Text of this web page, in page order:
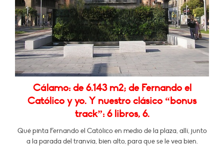
Cálamo: de 6.143 m2; de Fernando el
Católico y yo. Y nuestro clásico “bonus
track”: 6 libros, 6.
Qué pinta Fernando el Católico en medio de la plaza, allí, junto
a la parada del tranvía, bien alto, para que se le vea bien.